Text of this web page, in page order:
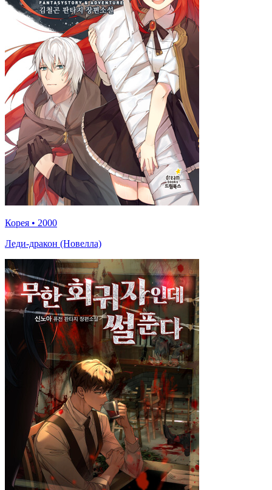
Корея • 2000
Леди-дракон (Новелла)